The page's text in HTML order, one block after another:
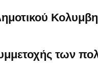
των